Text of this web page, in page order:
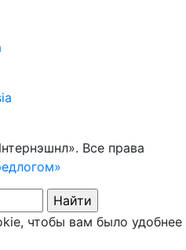
Все права
чтобы вам было удобнее